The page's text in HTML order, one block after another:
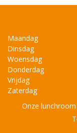
Maandag
Dinsdag
Woensdag
Donderdag
Vrijdag
Zaterdag
Onze